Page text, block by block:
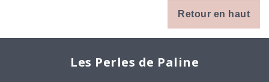
Retour en haut
Les Perles de Paline